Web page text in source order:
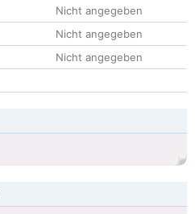
Nicht angegeben
Nicht angegeben
Nicht angegeben